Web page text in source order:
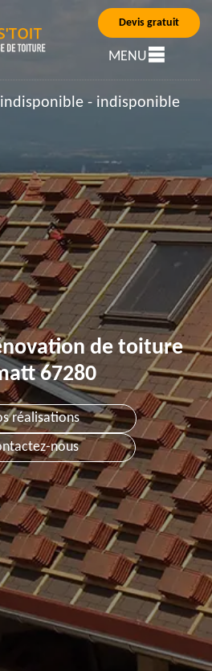
Devis gratuit
MENU
indisponible - indisponible
de toiture
67280
réalisations
nous